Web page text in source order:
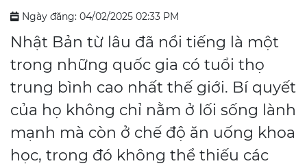
Ngày đăng: 04/02/2025 02:33 PM
Nhật Bản từ lâu đã nổi tiếng là một
trong những quốc gia có tuổi thọ
trung bình cao nhất thế giới. Bí quyết
của họ không chỉ nằm ở lối sống lành
mạnh mà còn ở chế độ ăn uống khoa
học, trong đó không thể thiếu các